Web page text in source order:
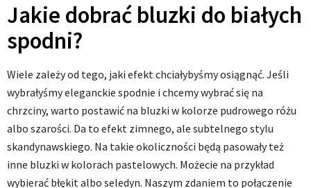
Jakie dobrać bluzki do białych
spodni?
Wiele zależy od tego, jaki efekt chciałybyśmy osiągnąć. Jeśli
wybrałyśmy eleganckie spodnie i chcemy wybrać się na
chrzciny, warto postawić na bluzki w kolorze pudrowego różu
albo szarości. Da to efekt zimnego, ale subtelnego stylu
skandynawskiego. Na takie okoliczności będą pasowały też
inne bluzki w kolorach pastelowych. Możecie na przykład
wybierać błękit albo seledyn. Naszym zdaniem to połączenie